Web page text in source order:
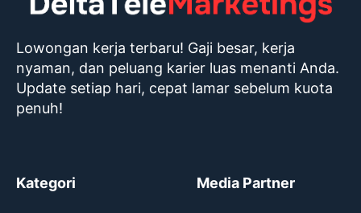
Lowongan kerja terbaru! Gaji besar, kerja
nyaman, dan peluang karier luas menanti Anda.
Update setiap hari, cepat lamar sebelum kuota
penuh!
Kategori Media Partner